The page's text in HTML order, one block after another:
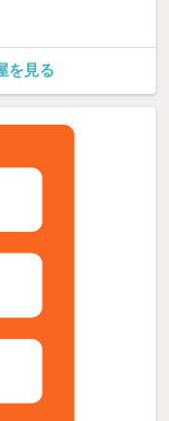
を見る